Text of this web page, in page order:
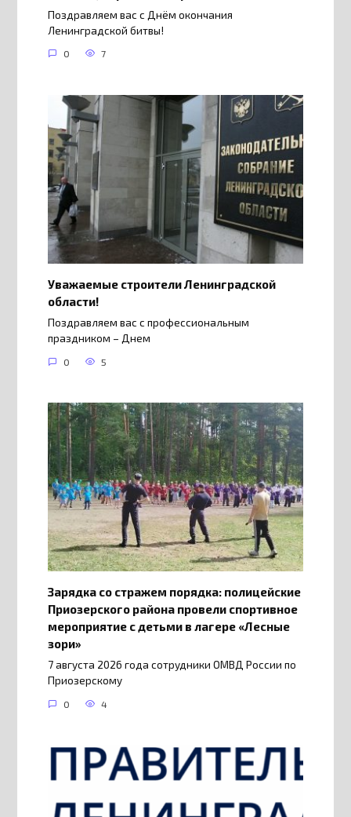
Поздравляем вас с Днём окончания
Ленинградской битвы!
0 7
Уважаемые строители Ленинградской
области!
Поздравляем вас с профессиональным
праздником – Днем
0 5
Зарядка со стражем порядка: полицейские
Приозерского района провели спортивное
мероприятие с детьми в лагере «Лесные
зори»
7 августа 2026 года сотрудники ОМВД России по
Приозерскому
0 4